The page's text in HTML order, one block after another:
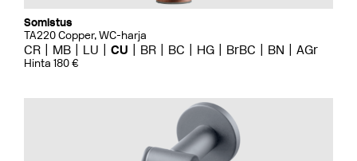
Somistus
TA220 Copper, WC-harja
CR MB LU CU BR BC HG BrBC BN AGr
Hinta 180 €